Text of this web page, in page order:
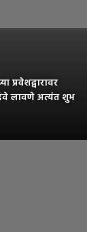
प्रवेशद्वारावर
लावणे अत्यंत शुभ